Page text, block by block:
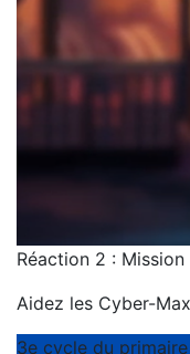
Réaction 2 :
Aidez les Cyber-
3e cycle du primaire